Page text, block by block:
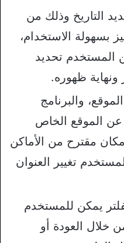
التاريخ وذلك من
بسهولة الاستخدام،
المستخدم تحديد
ونهاية ظهوره.
والبرنامج
عن الموقع الخاص
مقترح من الأماكن
تغيير العنوان
يمكن للمستخدم
خلال العودة أو